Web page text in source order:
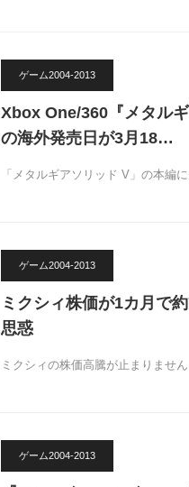
ゲーム2004-2013
Xbox One/360『メタル
の海外発売日が3月18…
「メタルギアソリッド V」の本編
ゲーム2004-2013
ミクシィ株価が1カ月で
思惑
ミクシィの株価高騰が止まりませ
ゲーム2004-2013